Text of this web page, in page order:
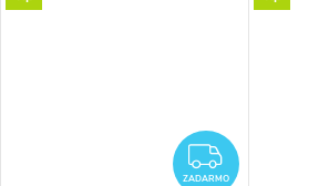
ZADARMO